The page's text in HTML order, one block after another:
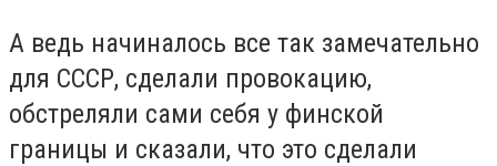
А ведь начиналось все так замечательно
для СССР, сделали провокацию,
обстреляли сами себя у финской
границы и сказали, что это сделали